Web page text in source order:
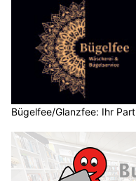
Bügelfee/Glanzfee: Ihr